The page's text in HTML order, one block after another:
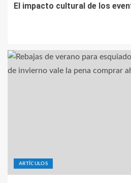
El impacto cultural de los
ARTÍCULOS